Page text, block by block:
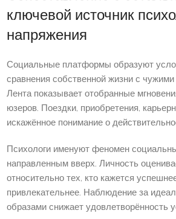
ключевой источник
напряжения
Социальные платформы образуют
сравнения собственной жизни с
Лента показывает отобранные
юзеров. Поездки, приобретения,
искажённое понимание о
Психологи именуют феномен
направленным вверх. Личность
относительно тех, кто кажется
привлекательнее. Наблюдение за
образами снижает удовлетворённость